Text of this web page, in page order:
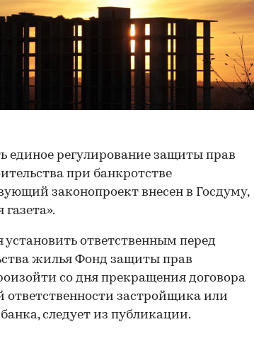
единое регулирование защиты прав
при банкротстве
законопроект внесен в Госдуму,
ответственным перед
жилья Фонд защиты прав
со дня прекращения договора
ответственности застройщика или
следует из публикации.